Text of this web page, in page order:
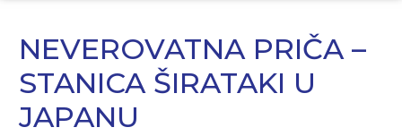
NEVEROVATNA PRIČA –
STANICA ŠIRATAKI U
JAPANU